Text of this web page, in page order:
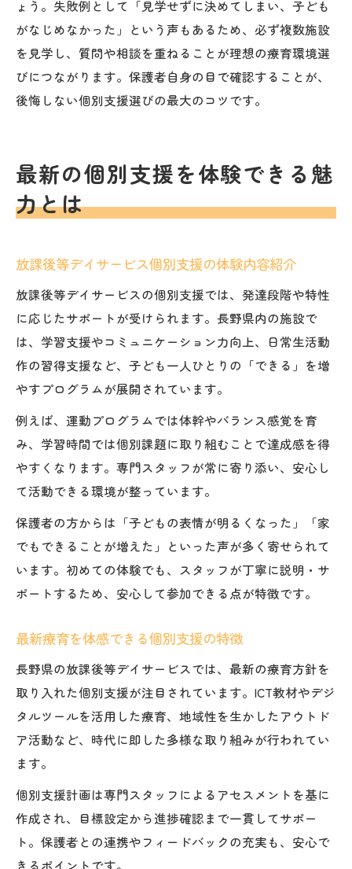
ょう。失敗例として「見学せずに決めてしまい、子ども
がなじめなかった」という声もあるため、必ず複数施設
を見学し、質問や相談を重ねることが理想の療育環境選
びにつながります。保護者自身の目で確認することが、
後悔しない個別支援選びの最大のコツです。
最新の個別支援を体験できる魅
力とは
放課後等デイサービス個別支援の体験内容紹介
放課後等デイサービスの個別支援では、発達段階や特性
に応じたサポートが受けられます。長野県内の施設で
は、学習支援やコミュニケーション力向上、日常生活動
作の習得支援など、子ども一人ひとりの「できる」を増
やすプログラムが展開されています。
例えば、運動プログラムでは体幹やバランス感覚を育
み、学習時間では個別課題に取り組むことで達成感を得
やすくなります。専門スタッフが常に寄り添い、安心し
て活動できる環境が整っています。
保護者の方からは「子どもの表情が明るくなった」「家
でもできることが増えた」といった声が多く寄せられて
います。初めての体験でも、スタッフが丁寧に説明・サ
ポートするため、安心して参加できる点が特徴です。
最新療育を体感できる個別支援の特徴
長野県の放課後等デイサービスでは、最新の療育方針を
取り入れた個別支援が注目されています。ICT教材やデジ
タルツールを活用した療育、地域性を生かしたアウトド
ア活動など、時代に即した多様な取り組みが行われてい
ます。
個別支援計画は専門スタッフによるアセスメントを基に
作成され、目標設定から進捗確認まで一貫してサポー
ト。保護者との連携やフィードバックの充実も、安心で
きるポイントです。